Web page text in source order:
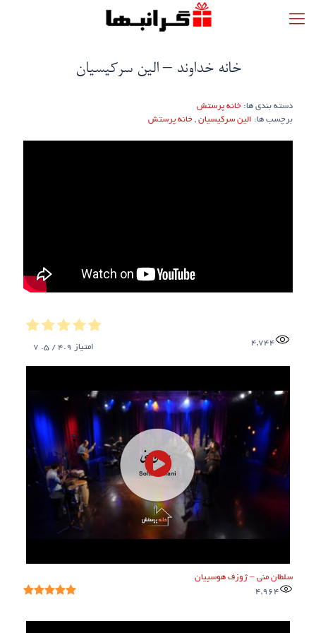
خانه خداوند – الین سرکیسیان
دسته بندی ها: خانه پرستش
برچسب ها: الین سرکیسیان , خانه پرستش
4,744 امتیاز 4.9
/ 5.
7
سلطان منی – ژوزف هوسپیان
4,964